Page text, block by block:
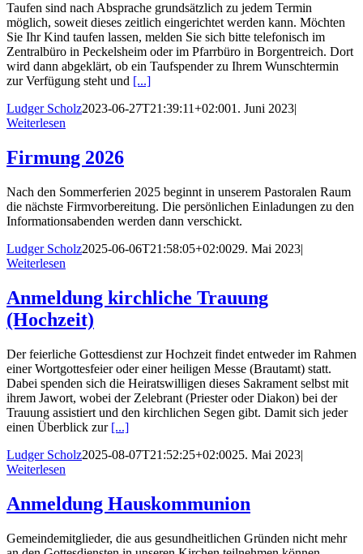
Taufen sind nach Absprache grundsätzlich zu jedem Termin
möglich, soweit dieses zeitlich eingerichtet werden kann. Möchten
Sie Ihr Kind taufen lassen, melden Sie sich bitte telefonisch im
Zentralbüro in Peckelsheim oder im Pfarrbüro in Borgentreich. Dort
wird dann abgeklärt, ob ein Taufspender zu Ihrem Wunschtermin
zur Verfügung steht und [...]
Ludger Scholz2023-06-27T21:39:11+02:001. Juni 2023|
Weiterlesen
Firmung 2026
Nach den Sommerferien 2025 beginnt in unserem Pastoralen Raum
die nächste Firmvorbereitung. Die persönlichen Einladungen zu den
Informationsabenden werden dann verschickt.
Ludger Scholz2025-06-06T21:58:05+02:0029. Mai 2023|
Weiterlesen
Anmeldung kirchliche Trauung
(Hochzeit)
Der feierliche Gottesdienst zur Hochzeit findet entweder im Rahmen
einer Wortgottesfeier oder einer heiligen Messe (Brautamt) statt.
Dabei spenden sich die Heiratswilligen dieses Sakrament selbst mit
ihrem Jawort, wobei der Zelebrant (Priester oder Diakon) bei der
Trauung assistiert und den kirchlichen Segen gibt. Damit sich jeder
einen Überblick zur [...]
Ludger Scholz2025-08-07T21:52:25+02:0025. Mai 2023|
Weiterlesen
Anmeldung Hauskommunion
Gemeindemitglieder, die aus gesundheitlichen Gründen nicht mehr